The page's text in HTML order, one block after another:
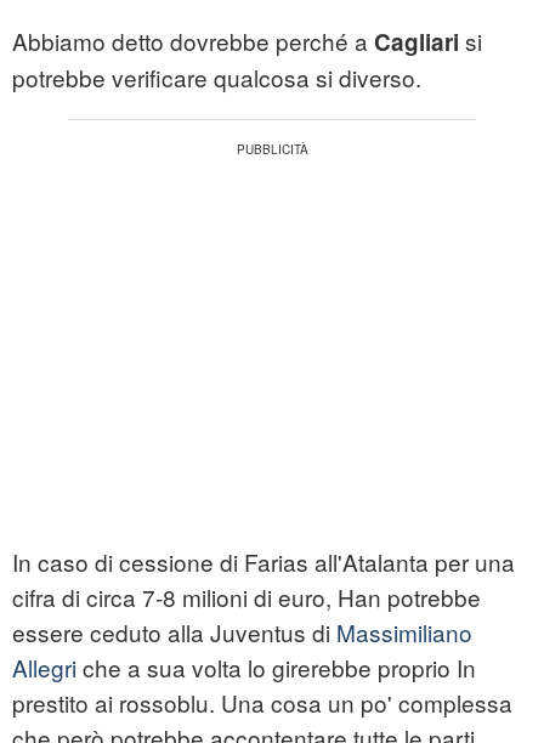
Abbiamo detto dovrebbe perché a Cagliari si
potrebbe verificare qualcosa si diverso.
In caso di cessione di Farias all'Atalanta per una
cifra di circa 7-8 milioni di euro, Han potrebbe
essere ceduto alla Juventus di Massimiliano
Allegriche a sua volta lo girerebbe proprio In
prestito ai rossoblu. Una cosa un po' complessa